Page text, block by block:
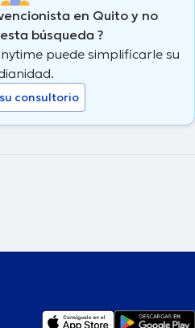
en Quito y no
búsqueda ?
puede simplificarle su
consultorio